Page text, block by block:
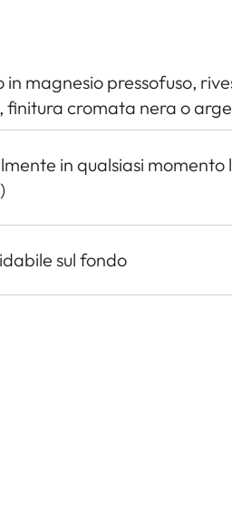
magnesio pressofuso,
finitura cromata nera o
in qualsiasi momento
sul fondo